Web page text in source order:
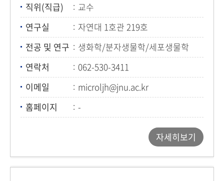
직위(직급)
교수
연구실
자연대 1호관 219호
전공 및 연구
생화학/분자생물학/세포생물학
연락처
062-530-3411
이메일
microljh@jnu.ac.kr
홈페이지
-
자세히보기